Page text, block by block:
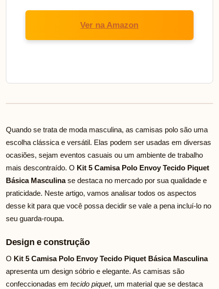
Ver na Amazon
Quando se trata de moda masculina, as camisas polo são uma
escolha clássica e versátil. Elas podem ser usadas em diversas
ocasiões, sejam eventos casuais ou um ambiente de trabalho
mais descontraído. O Kit 5 Camisa Polo Envoy Tecido Piquet
Básica Masculinase destaca no mercado por sua qualidade e
praticidade. Neste artigo, vamos analisar todos os aspectos
desse kit para que você possa decidir se vale a pena incluí-lo no
seu guarda-roupa.
Design e construção
O Kit 5 Camisa Polo Envoy Tecido Piquet Básica Masculina
apresenta um design sóbrio e elegante. As camisas são
confeccionadas em tecido piquet, um material que se destaca